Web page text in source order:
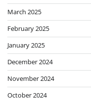
March 2025
February 2025
January 2025
December 2024
November 2024
October 2024